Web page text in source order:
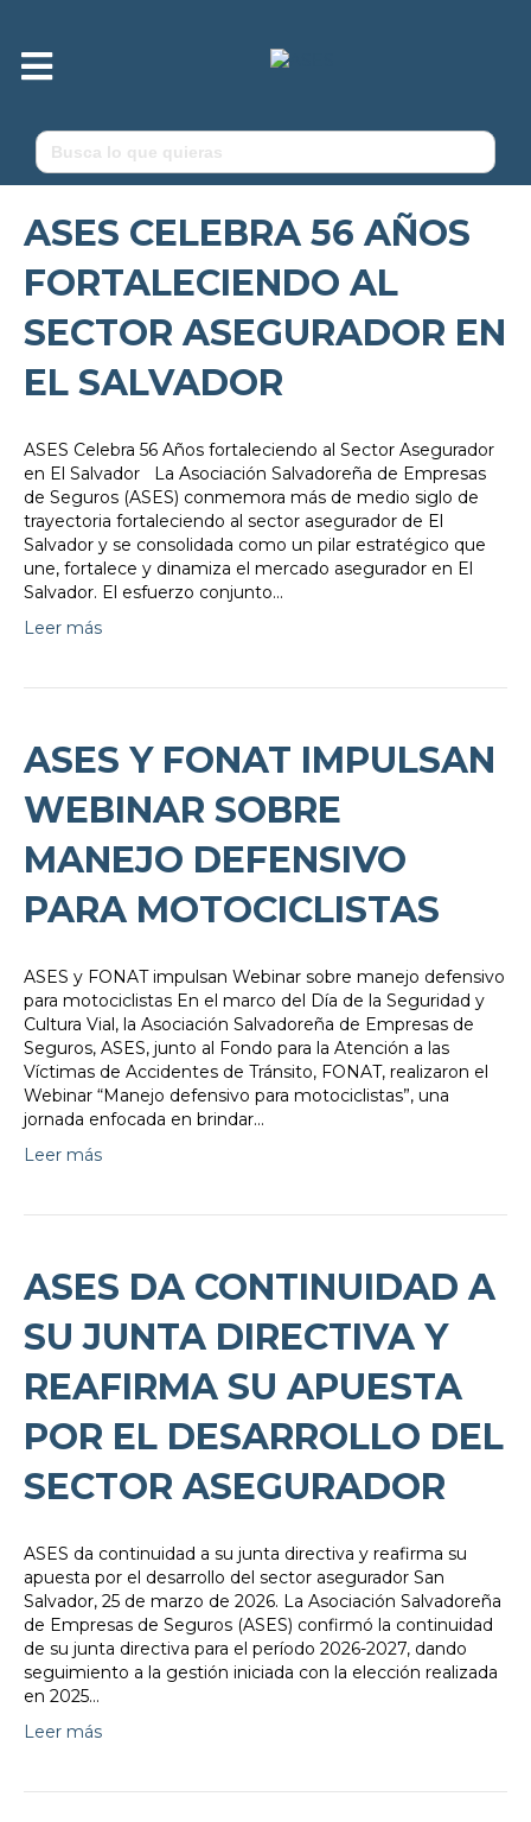
M
e
ú
Buscar:
ASES CELEBRA 56 AÑOS
FORTALECIENDO AL
SECTOR ASEGURADOR EN
EL SALVADOR
ASES Celebra 56 Años fortaleciendo al Sector Asegurador
en El Salvador La Asociación Salvadoreña de Empresas
de Seguros (ASES) conmemora más de medio siglo de
trayectoria fortaleciendo al sector asegurador de El
Salvador y se consolidada como un pilar estratégico que
une, fortalece y dinamiza el mercado asegurador en El
Salvador. El esfuerzo conjunto…
Leer más
ASES Y FONAT IMPULSAN
WEBINAR SOBRE
MANEJO DEFENSIVO
PARA MOTOCICLISTAS
ASES y FONAT impulsan Webinar sobre manejo defensivo
para motociclistas En el marco del Día de la Seguridad y
Cultura Vial, la Asociación Salvadoreña de Empresas de
Seguros, ASES, junto al Fondo para la Atención a las
Víctimas de Accidentes de Tránsito, FONAT, realizaron el
Webinar “Manejo defensivo para motociclistas”, una
jornada enfocada en brindar…
Leer más
ASES DA CONTINUIDAD A
SU JUNTA DIRECTIVA Y
REAFIRMA SU APUESTA
POR EL DESARROLLO DEL
SECTOR ASEGURADOR
ASES da continuidad a su junta directiva y reafirma su
apuesta por el desarrollo del sector asegurador San
Salvador, 25 de marzo de 2026. La Asociación Salvadoreña
de Empresas de Seguros (ASES) confirmó la continuidad
de su junta directiva para el período 2026-2027, dando
seguimiento a la gestión iniciada con la elección realizada
en 2025…
Leer más